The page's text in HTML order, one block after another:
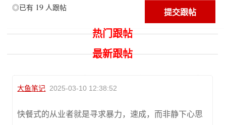
◎已有 19 人跟帖
热门跟帖
最新跟帖
大鱼笔记 2025-03-10 12:38:52
快餐式的从业者就是寻求暴力，速成，而非静下心思